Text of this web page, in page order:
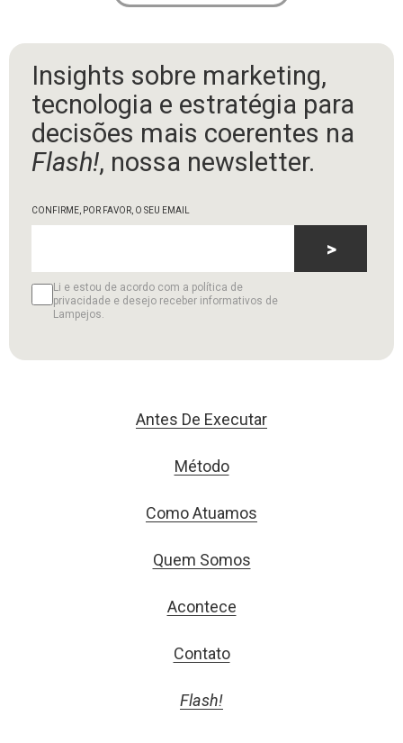
Insights sobre marketing,
tecnologia e estratégia para
decisões mais coerentes na
Flash!, nossa newsletter.
CONFIRME, POR FAVOR, O SEU EMAIL
Li e estou de acordo com a política de
privacidade e desejo receber informativos de
Lampejos.
>
Antes De Executar
Método
Como Atuamos
Quem Somos
Acontece
Contato
Flash!